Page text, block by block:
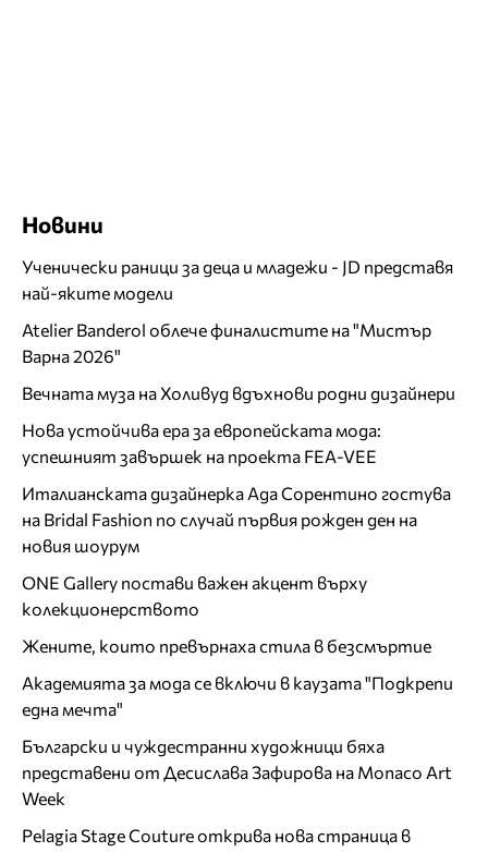
Новини
Ученически раници за деца и младежи - JD представя
най-яките модели
Atelier Banderol облече финалистите на "Мистър
Варна 2026"
Вечната муза на Холивуд вдъхнови родни дизайнери
Нова устойчива ера за европейската мода:
успешният завършек на проекта FEA-VEE
Италианската дизайнерка Ада Сорентино гостува
на Bridal Fashion по случай първия рожден ден на
новия шоурум
ONE Gallery постави важен акцент върху
колекционерството
Жените, които превърнаха стила в безсмъртие
Академията за мода се включи в каузата "Подкрепи
една мечта"
Български и чуждестранни художници бяха
представени от Десислава Зафирова на Monaco Art
Week
Pelagia Stage Couture открива нова страница в